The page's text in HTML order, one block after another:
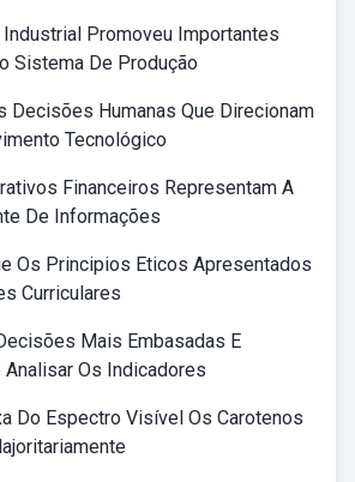
Industrial Promoveu Importantes
Sistema De Produção
Decisões Humanas Que Direcionam
Tecnológico
Financeiros Representam A
De Informações
Os Principios Eticos Apresentados
Curriculares
Mais Embasadas E
Os Indicadores
Do Espectro Visível Os Carotenos